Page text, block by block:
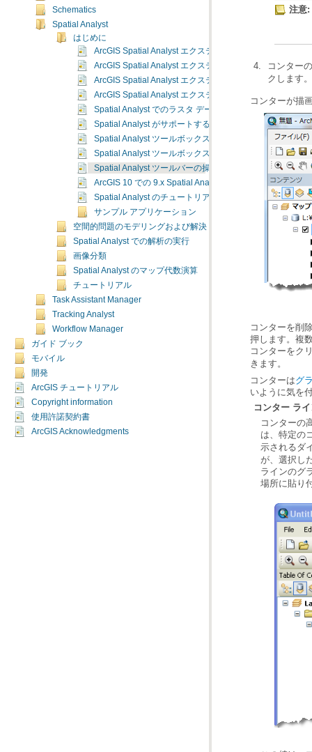
Schematics
Spatial Analyst
はじめに
ArcGIS Spatial Analyst エクステンションとは
ArcGIS Spatial Analyst エクステンションの基本用語
ArcGIS Spatial Analyst エクステンションの概要
ArcGIS Spatial Analyst エクステンションの有効化
Spatial Analyst でのラスタ データについて
Spatial Analyst がサポートするデータ形式
Spatial Analyst ツールボックスの機能
Spatial Analyst ツールボックスへのアクセス
Spatial Analyst ツールバーの操作
ArcGIS 10 での 9.x Spatial Analyst ツールバー機能へのア
Spatial Analyst のチュートリアル演習
サンプル アプリケーション
空間的問題のモデリングおよび解決
Spatial Analyst での解析の実行
画像分類
Spatial Analyst のマップ代数演算
チュートリアル
Task Assistant Manager
Tracking Analyst
Workflow Manager
ガイド ブック
モバイル
開発
ArcGIS チュートリアル
Copyright information
使用許諾契約書
ArcGIS Acknowledgments
注意:
コンター
クします。
コンターが描
コンターを削
押します。複
コンターをク
きます。
コンターはグ
いように気を
コンター ラ
は、特定の
示されるダ
場所に貼り